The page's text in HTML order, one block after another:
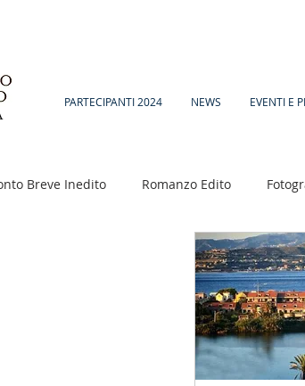
PARTECIPANTI 2024 NEWS EVENTI E
Breve Inedito Romanzo Edito